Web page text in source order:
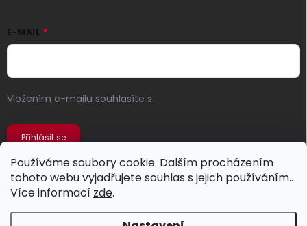
Používáme soubory cookie. Dalším procházením
tohoto webu vyjadřujete souhlas s jejich používáním..
Více informací zde.
E-MAIL
Vložením e-mailu souhlasíte s
Přihlásit se